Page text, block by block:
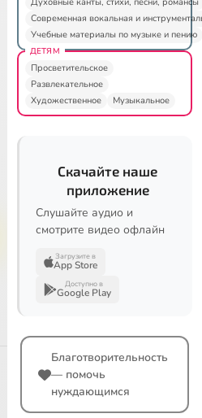
Современная вокальная и
Учебные материалы по музыке и пению
ДЕТЯМ
Просветительское
Развлекательное
Художественное
Музыкальное
Скачайте наше
приложение
Слушайте аудио и
смотрите видео офлайн
Загрузите в
App Store
Доступно в
Google Play
Благотворительность
— помочь
нуждающимся